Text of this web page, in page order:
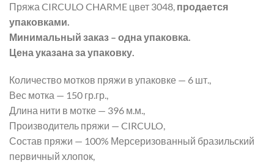
Пряжа CIRCULO CHARME цвет 3048, продается
упаковками.
Минимальный заказ – одна упаковка.
Цена указана за упаковку.
Количество мотков пряжи в упаковке — 6 шт.,
Вес мотка — 150 гр.гр.,
Длина нити в мотке — 396 м.м.,
Производитель пряжи — CIRCULO,
Состав пряжи — 100% Мерсеризованный бразильский
первичный хлопок,